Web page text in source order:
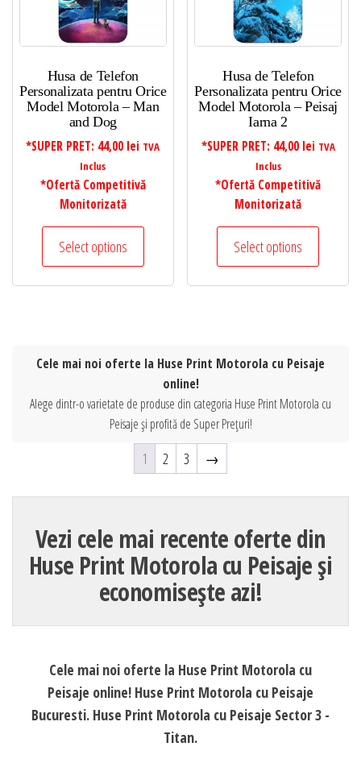
Husa de Telefon
Personalizata pentru Orice
Model Motorola – Man
and Dog
*SUPER PRET: 44,00 lei TVA
Inclus
*Ofertă Competitivă
Monitorizată
Select options
Husa de Telefon
Personalizata pentru Orice
Model Motorola – Peisaj
Iarna 2
*SUPER PRET: 44,00 lei TVA
Inclus
*Ofertă Competitivă
Monitorizată
Select options
Cele mai noi oferte la Huse Print Motorola cu Peisaje
online!
Alege dintr-o varietate de produse din categoria Huse Print Motorola cu
Peisaje și profită de Super Prețuri!
1 2 3 →
Vezi cele mai recente oferte din
Huse Print Motorola cu Peisaje și
economisește azi!
Cele mai noi oferte la Huse Print Motorola cu
Peisaje online! Huse Print Motorola cu Peisaje
Bucuresti. Huse Print Motorola cu Peisaje Sector 3 -
Titan.